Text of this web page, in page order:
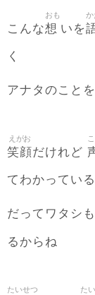
こんな想
おも
いを
か
く
アナタのことを
笑顔
えがお
だけれど
てわかっている
だってワタシ
るからね
たいせつ た